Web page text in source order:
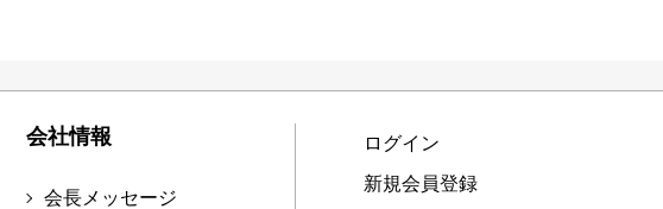
会社情報
会長メッセージ
ログイン
新規会員登録